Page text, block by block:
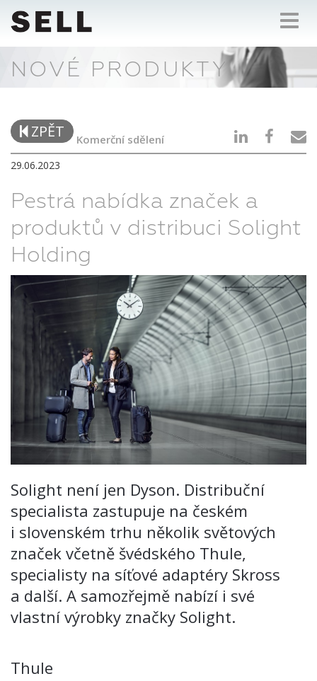
NOVÉ PRODUKTY
ZPĚT Komerční sdělení
29.06.2023
Pestrá nabídka značek a
produktů v distribuci Solight
Holding
Solight není jen Dyson. Distribuční
specialista zastupuje na českém
i slovenském trhu několik světových
značek včetně švédského Thule,
specialisty na síťové adaptéry Skross
a další. A samozřejmě nabízí i své
vlastní výrobky značky Solight.
Thule